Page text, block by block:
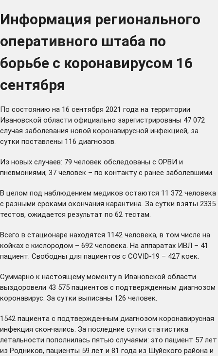
Информация регионального
оперативного штаба по
борьбе с коронавирусом 16
сентября
По состоянию на 16 сентября 2021 года на территории
Ивановской области официально зарегистрированы 47 072
случая заболевания новой коронавирусной инфекцией, за
сутки поставлены 116 диагнозов.
Из новых случаев: 79 человек обследованы с ОРВИ и
пневмониями; 37 человек – по контакту с ранее заболевшими.
В целом под наблюдением медиков остаются 11 372 человека
с разными сроками окончания карантина. За сутки взяты 2335
тестов, ожидается результат по 62 тестам.
Всего в стационаре находятся 1142 человека, в том числе на
койках с кислородом – 692 человека. На аппаратах ИВЛ – 41
пациент. Свободны для пациентов с COVID-19 – 427 коек.
Суммарно к настоящему моменту в Ивановской области
выздоровели 43 575 пациентов с подтвержденным диагнозом
коронавирус. За сутки выписаны 126 человек.
1542 пациента с подтвержденным диагнозом коронавирусная
инфекция скончались. За последние сутки статистика
летальности пополнилась пятью случаями: это пациент 57 лет
из Родников, пациенты 59 лет и 81 года из Шуйского района и